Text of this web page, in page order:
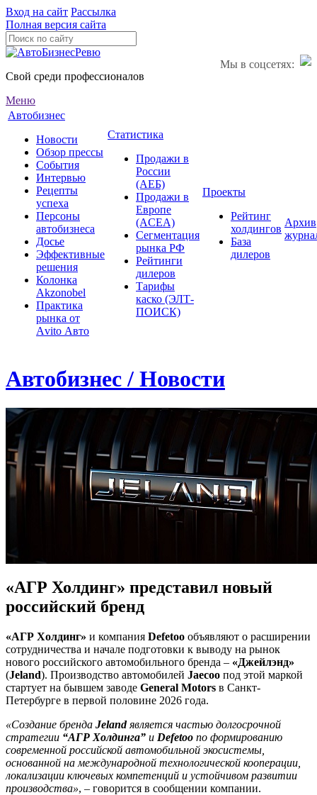
Вход на сайт Рассылка
Полная версия сайта
Мы в соцсетях:
Свой среди профессионалов
Меню
Автобизнес
Новости
Обзор прессы
События
Интервью
Рецепты
успеха
Персоны
автобизнеса
Досье
Эффективные
решения
Колонка
Akzonobel
Практика
рынка от
Аvito Авто
Статистика
Продажи в
России
(АЕБ)
Продажи в
Европе
(ACEA)
Сегментация
рынка РФ
Рейтинги
дилеров
Тарифы
каско (ЭЛТ-
ПОИСК)
Проекты
Рейтинг
холдингов
База
дилеров
Архив
Автобизнес / Новости
«АГР Холдинг» представил новый
российский бренд
«АГР Холдинг» и компания Defetoo объявляют о расширении
сотрудничества и начале подготовки к выводу на рынок
нового российского автомобильного бренда – «Джейлэнд»
(Jeland). Производство автомобилей Jaecoo под этой маркой
стартует на бывшем заводе General Motors в Санкт-
Петербурге в первой половине 2026 года.
«Создание бренда Jelandявляется частью долгосрочной
стратегии “АГР Холдинга” и Defetoo по формированию
современной российской автомобильной экосистемы,
основанной на международной технологической кооперации,
локализации ключевых компетенций и устойчивом развитии
производства», – говорится в сообщении компании.